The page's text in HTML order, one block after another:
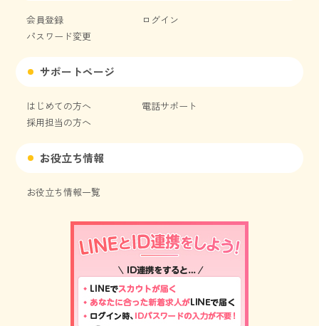
会員登録
ログイン
パスワード変更
サポートページ
はじめての方へ
電話サポート
採用担当の方へ
お役立ち情報
お役立ち情報一覧